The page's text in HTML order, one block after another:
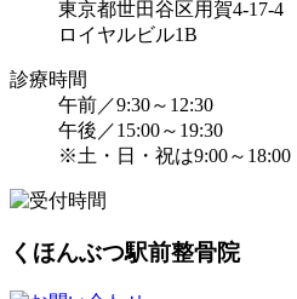
東京都世田谷区用賀4-17-4
ロイヤルビル1B
診療時間
午前／9:30～12:30
午後／15:00～19:30
※土・日・祝は9:00～18:00
くほんぶつ駅前整骨院